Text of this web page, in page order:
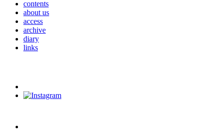
contents
about us
access
archive
diary
links